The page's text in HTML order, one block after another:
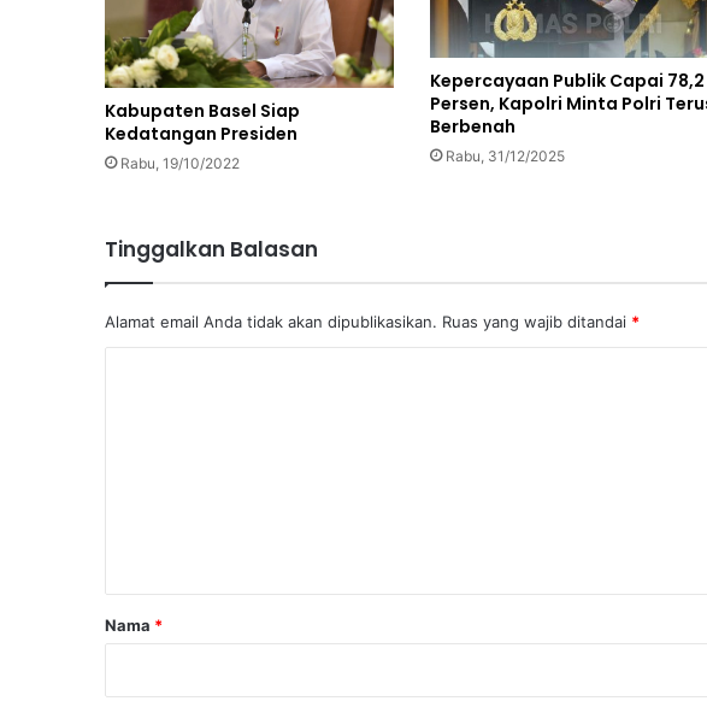
Kabupaten Basel Siap
Kedatangan Presiden
Rabu, 19/10/2022
Kepercayaan Publik Capai 78,2
Persen, Kapolri Minta Polri
Berbenah
Rabu, 31/12/2025
Tinggalkan Balasan
Alamat email Anda tidak akan dipublikasikan. Ruas yang wajib ditandai *
rNama *